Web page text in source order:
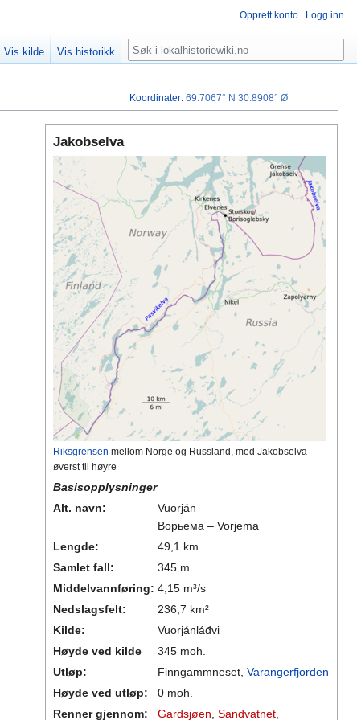
Jakobselva
Riksgrensen mellom Norge og Russland, med Jakobselva
øverst til høyre
Basisopplysninger
Alt. navn:
Vuorján
Ворьема – Vorjema
Lengde:
49,1 km
Samlet fall:
345 m
Middelvannføring: 4,15 m³/s
Nedslagsfelt:
236,7 km²
Kilde:
Vuorjánláđvi
Høyde ved kilde
345 moh.
Utløp:
Finngammneset, Varangerfjorden
Høyde ved utløp:
0 moh.
Renner gjennom:
Gardsjøen, Sandvatnet,
Koordinater:69.7067° N 30.8908° Ø
Opprett konto Logg inn
Vis kilde Vis historikk Søk